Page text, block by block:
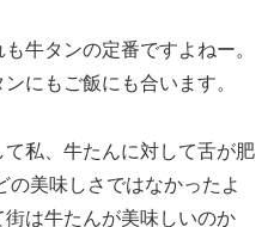
牛タンの定番ですよねー。
にもご飯にも合います。
私、牛たんに対して舌が肥
の美味しさではなかったよ
は牛たんが美味しいのか